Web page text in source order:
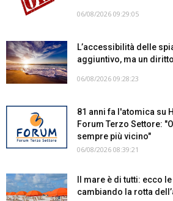
06/08/2026 09:29:05
L’accessibilità delle
aggiuntivo, ma un
06/08/2026 09:28:23
81 anni fa l'atomica su
Forum Terzo Settore:
sempre più vicino"
06/08/2026 08:39:21
Il mare è di tutti: ecco
cambiando la rotta